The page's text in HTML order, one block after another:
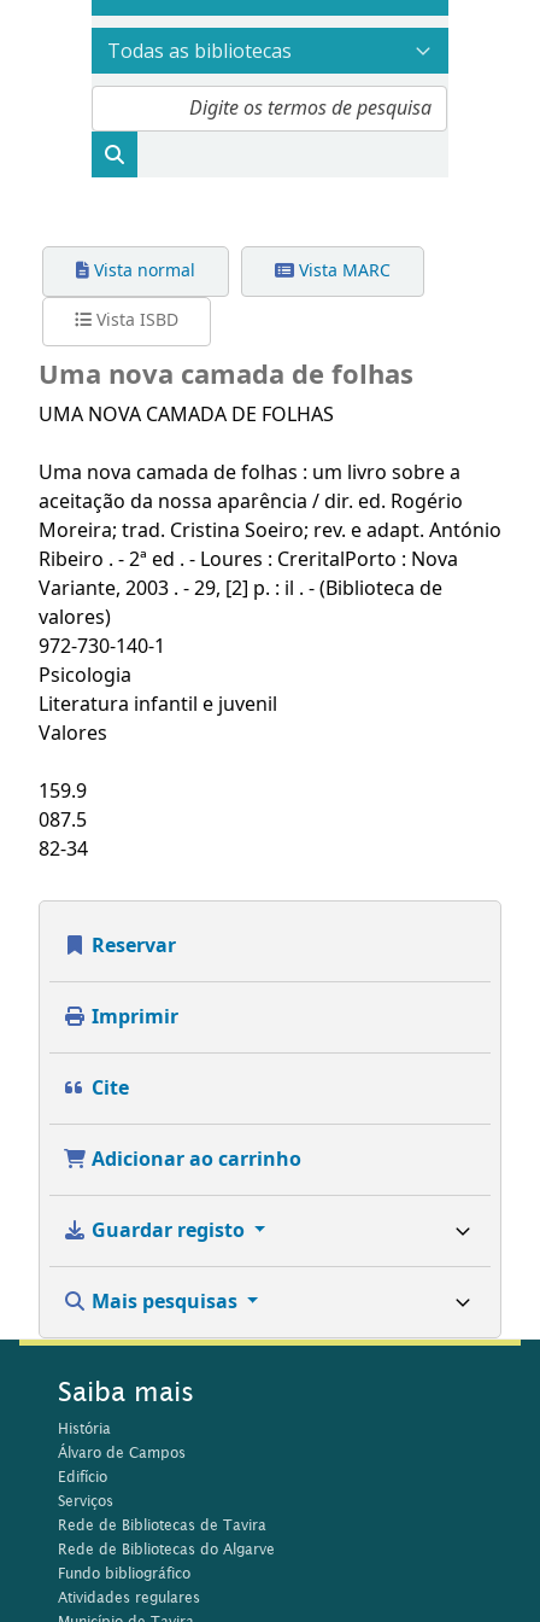
Vista normal
Vista MARC
Vista ISBD
Uma nova camada de folhas
UMA NOVA CAMADA DE FOLHAS
Uma nova camada de folhas : um livro sobre a
aceitação da nossa aparência / dir. ed. Rogério
Moreira; trad. Cristina Soeiro; rev. e adapt. António
Ribeiro . - 2ª ed . - Loures : CreritalPorto : Nova
Variante, 2003 . - 29, [2] p. : il . - (Biblioteca de
valores)
972-730-140-1
Psicologia
Literatura infantil e juvenil
Valores
159.9
087.5
82-34
Reservar
Imprimir
Cite
Adicionar ao carrinho
Guardar registo
Mais pesquisas
Saiba mais
História
Álvaro de Campos
Edifício
Serviços
Rede de Bibliotecas de Tavira
Rede de Bibliotecas do Algarve
Fundo bibliográfico
Atividades regulares